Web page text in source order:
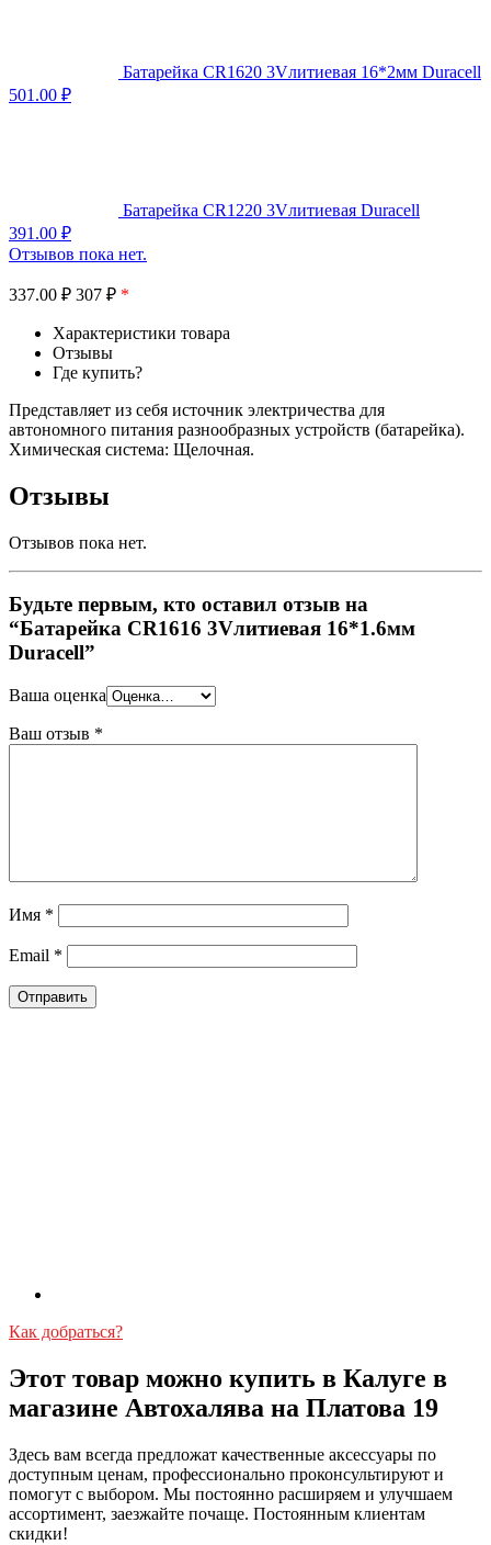
Батарейка CR1620 3Vлитиевая 16*2мм Duracell
501.00 ₽
Батарейка CR1220 3Vлитиевая Duracell
391.00 ₽
Отзывов пока нет.
337.00 ₽ 307 ₽ *
Характеристики товара
Отзывы
Где купить?
Представляет из себя источник электричества для
автономного питания разнообразных устройств (батарейка).
Химическая система: Щелочная.
Отзывы
Отзывов пока нет.
Будьте первым, кто оставил отзыв на
“Батарейка CR1616 3Vлитиевая 16*1.6мм
Duracell”
Ваша оценка
Ваш отзыв *
Имя *
Email *
Как добраться?
Этот товар можно купить в Калуге в
магазине Автохалява на Платова 19
Здесь вам всегда предложат качественные аксессуары по
доступным ценам, профессионально проконсультируют и
помогут с выбором. Мы постоянно расширяем и улучшаем
ассортимент, заезжайте почаще. Постоянным клиентам
скидки!